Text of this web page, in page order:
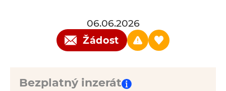
06.06.2026
Žádost
Bezplatný inzerát